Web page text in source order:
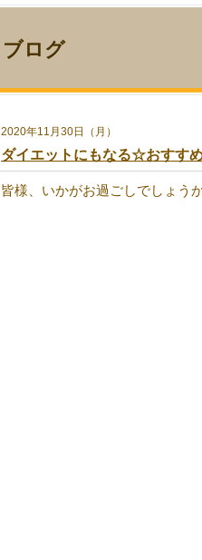
ブログ
2020年11月30日（月）
ダイエットにもなる☆おすす
皆様、いかがお過ごしでしょう